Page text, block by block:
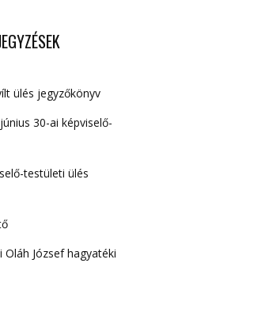
ülés jegyzőkönyv
30-ai képviselő-
testületi ülés
Oláh József hagyatéki